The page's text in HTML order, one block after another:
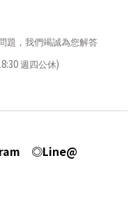
題，我們竭誠為您解答
週四公休)
◎Line@